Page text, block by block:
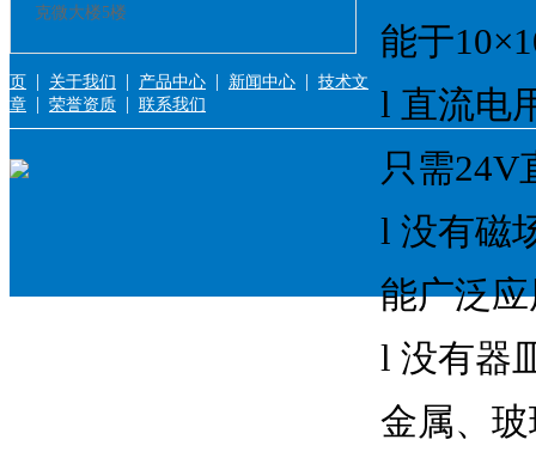
克微大楼5楼
能于
l 直流电
只需24V
l 没有磁
能广泛
l 没有器
金属、
页 | 关于我们 | 产品中心 | 新闻中心 | 技术文
章 | 荣誉资质 | 联系我们